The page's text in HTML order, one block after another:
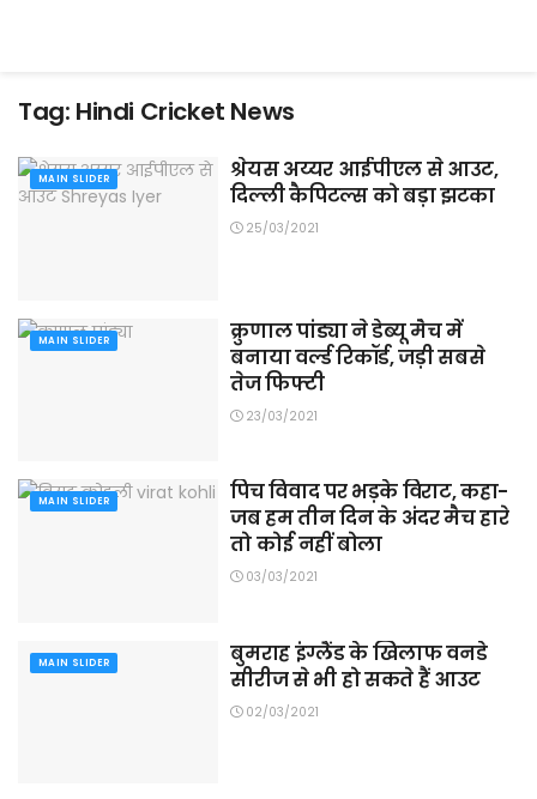
Tag: Hindi Cricket News
MAIN SLIDER
श्रेयस अय्यर आईपीएल से आउट,
दिल्ली कैपिटल्स को बड़ा झटका
25/03/2021
MAIN SLIDER
क्रुणाल पांड्या ने डेब्यू मैच में
बनाया वर्ल्ड रिकॉर्ड, जड़ी सबसे
तेज फिफ्टी
23/03/2021
MAIN SLIDER
पिच विवाद पर भड़के विराट, कहा-
जब हम तीन दिन के अंदर मैच हारे
तो कोई नहीं बोला
03/03/2021
MAIN SLIDER
बुमराह इंग्लैंड के खिलाफ वनडे
सीरीज से भी हो सकते हैं आउट
02/03/2021